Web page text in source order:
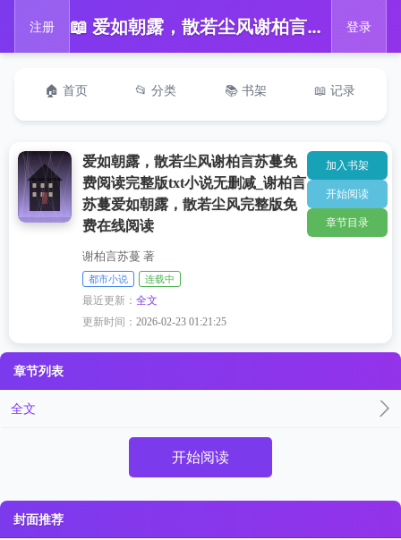
注册 📖 爱如朝露，散若尘风谢柏言苏蔓免费阅读完整版txt小说无删减_谢柏言苏蔓爱如朝露，散若尘风完整版免费在线阅读 登录
🏠 首页 📂 分类 📚 书架 📖 记录
爱如朝露，散若尘风谢柏言苏蔓免
费阅读完整版txt小说无删减_谢柏言
苏蔓爱如朝露，散若尘风完整版免
费在线阅读
谢柏言苏蔓 著
都市小说 连载中
最近更新：全文
更新时间：2026-02-23 01:21:25
加入书架
开始阅读
章节目录
章节列表
全文
开始阅读
封面推荐